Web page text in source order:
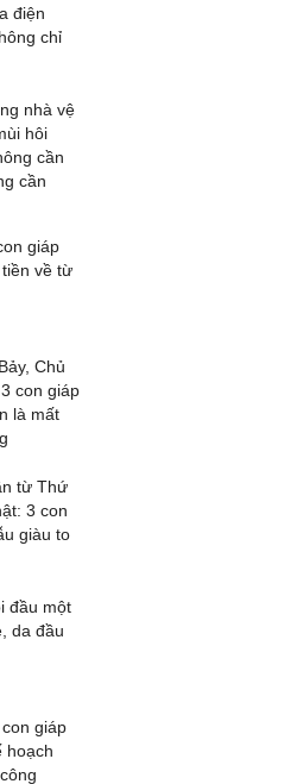
điện
chỉ
nhà vệ
hôi
cần
cần
giáp
về từ
Chủ
con giáp
là mất
từ Thứ
3 con
giàu to
đầu một
da đầu
giáp
hoạch